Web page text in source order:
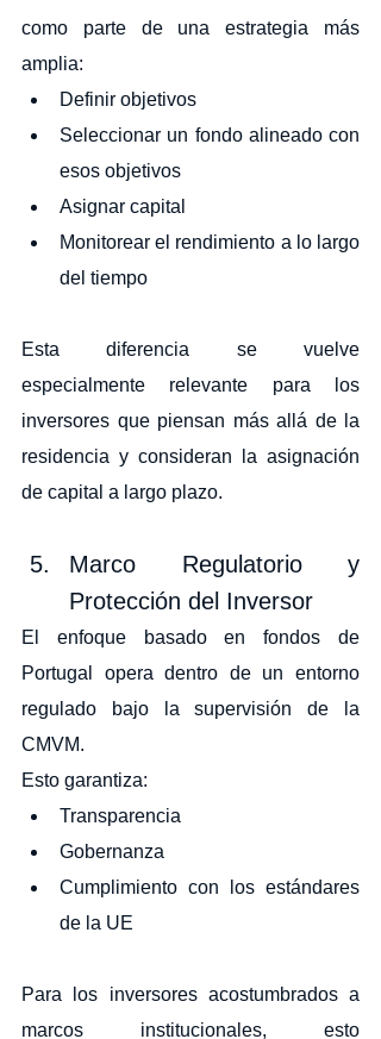
como parte de una estrategia más
amplia:
Definir objetivos
Seleccionar un fondo alineado con
esos objetivos
Asignar capital
Monitorear el rendimiento a lo largo
del tiempo
Esta diferencia se vuelve
especialmente relevante para los
inversores que piensan más allá de la
residencia y consideran la asignación
de capital a largo plazo.
Marco Regulatorio y
Protección del Inversor
El enfoque basado en fondos de
Portugal opera dentro de un entorno
regulado bajo la supervisión de la
CMVM.
Esto garantiza:
Transparencia
Gobernanza
Cumplimiento con los estándares
de la UE
Para los inversores acostumbrados a
marcos institucionales, esto